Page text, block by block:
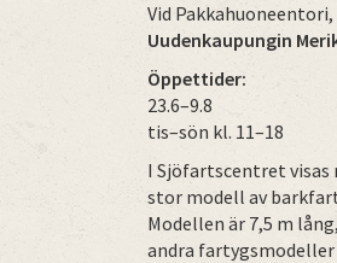
Vid
Uudenkaupungin
Öppettider:
23.6–9.8
tis–sön kl. 11–18
I Sjöfartscentret
stor modell av
Modellen är 7,5 m
andra